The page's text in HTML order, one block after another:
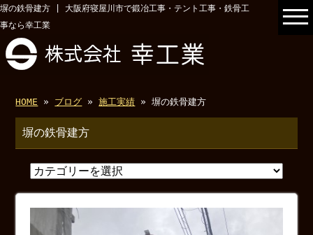
塀の鉄骨建方 | 大阪府寝屋川市で鍛冶工事・テント工事・鉄骨工
事なら幸工業
HOME » ブログ »施工実績 » 塀の鉄骨建方
塀の鉄骨建方